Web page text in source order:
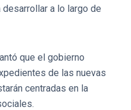
a lo largo de
que el gobierno
de las nuevas
centradas en la